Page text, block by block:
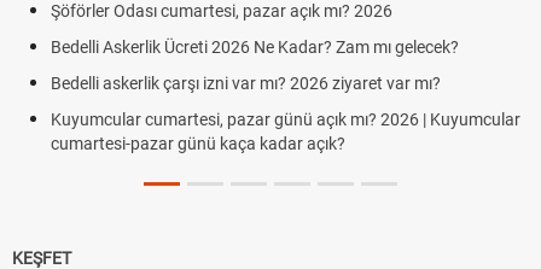
Şöförler Odası cumartesi, pazar açık mı? 2026
Bedelli Askerlik Ücreti 2026 Ne Kadar? Zam mı gelecek?
Bedelli askerlik çarşı izni var mı? 2026 ziyaret var mı?
Kuyumcular cumartesi, pazar günü açık mı? 2026 | Kuyumcular
cumartesi-pazar günü kaça kadar açık?
KEŞFET